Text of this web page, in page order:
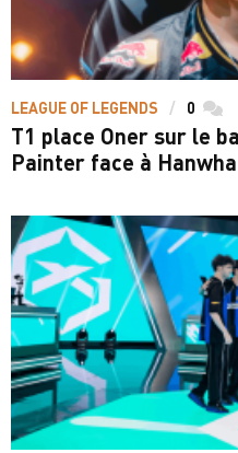
LEAGUE OF LEGENDS 0
T1 place Oner sur le
Painter face à